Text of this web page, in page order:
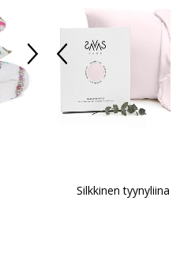
Silkkinen tyynyliina